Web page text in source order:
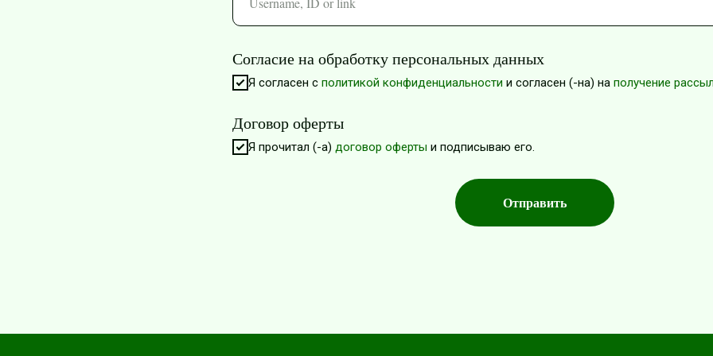
Согласие на обработку персональных данных
Я согласен с политикой конфиденциальности и согласен (-на) на получение
Договор оферты
Я прочитал (-а) договор оферты и подписываю его.
Отправить